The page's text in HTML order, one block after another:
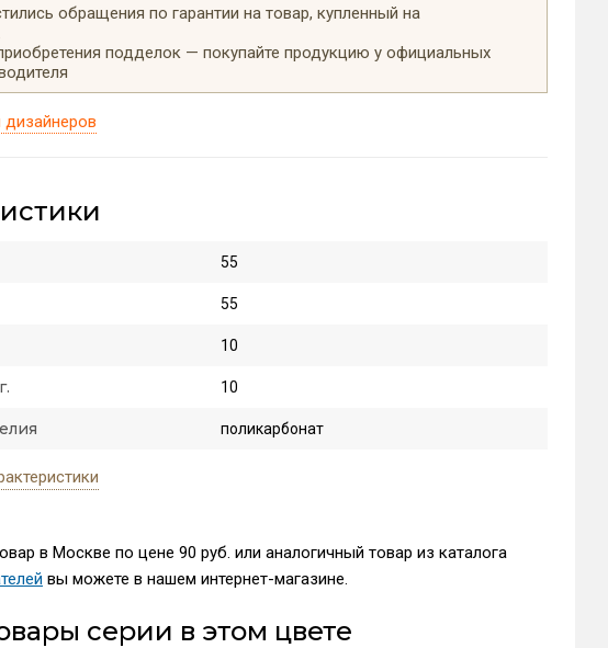
обращения по гарантии на товар, купленный на
подделок — покупайте продукцию у официальных
55
55
10
10
поликарбонат
в Москве по цене 90 руб. или аналогичный товар из каталога
вы можете в нашем интернет-магазине.
серии в этом цвете